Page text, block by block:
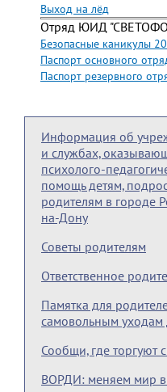
Выход на лёд
Отряд ЮИД
Безопасные каникулы
Паспорт основного
Паспорт резервного
Информация об
и службах,
психолого-
помощь детям,
родителям в городе
на-Дону
Советы родителям
Ответственное
Памятка для
самовольным уходам
Сообщи, где торгуют
ВОРДИ: меняем мир